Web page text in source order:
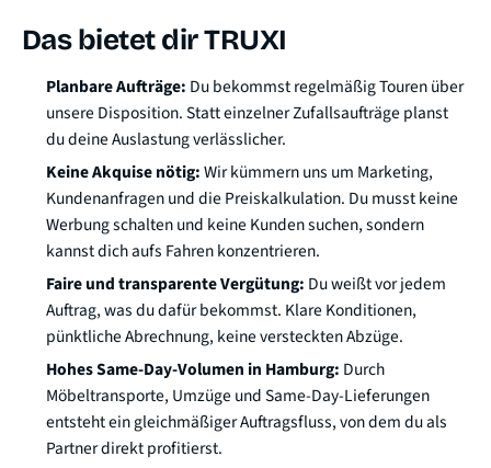
Das bietet dir TRUXI
Planbare Aufträge: Du bekommst regelmäßig Touren über
unsere Disposition. Statt einzelner Zufallsaufträge planst
du deine Auslastung verlässlicher.
Keine Akquise nötig:Wir kümmern uns um Marketing,
Kundenanfragen und die Preiskalkulation. Du musst keine
Werbung schalten und keine Kunden suchen, sondern
kannst dich aufs Fahren konzentrieren.
Faire und transparente Vergütung: Du weißt vor jedem
Auftrag, was du dafür bekommst. Klare Konditionen,
pünktliche Abrechnung, keine versteckten Abzüge.
Hohes Same-Day-Volumen in Hamburg: Durch
Möbeltransporte, Umzüge und Same-Day-Lieferungen
entsteht ein gleichmäßiger Auftragsfluss, von dem du als
Partner direkt profitierst.